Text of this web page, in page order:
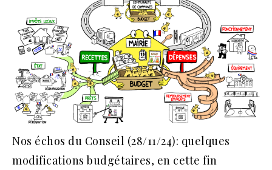
Nos échos du Conseil (28/11/24): quelques
modifications budgétaires, en cette fin